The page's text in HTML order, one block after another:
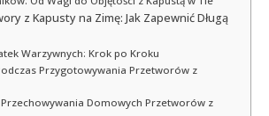
z Kapusty na Zimę: Jak Zapewnić Długą
Warzywnych: Krok po Kroku
Przygotowywania Przetworów z
Przechowywania Domowych Przetworów z